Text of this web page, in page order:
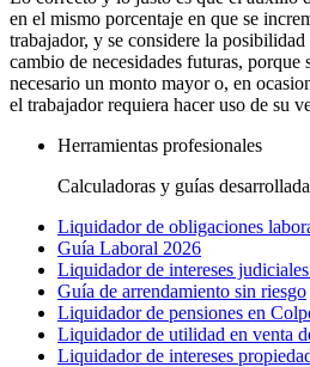
en el mismo porcentaje en que se
trabajador, y se considere la
cambio de necesidades futuras, porque
necesario un monto mayor o, en
el trabajador requiera hacer uso de su
Herramientas profesionales
Calculadoras y guías
Liquidador de obligaciones
Guía Laboral 2026
Liquidador de intereses
Guía de arrendamiento sin riesgo
Liquidador de pensiones en
Liquidador de utilidad en venta
Liquidador de intereses